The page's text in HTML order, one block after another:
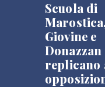
Scuola di
Giovine e
Donazzan
replicano